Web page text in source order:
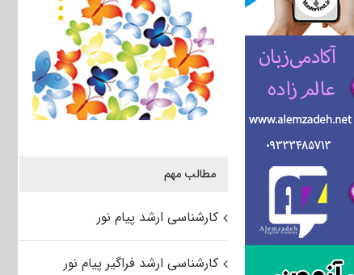
مطالب مهم
کارشناسی ارشد پیام نور
کارشناسی ارشد فراگیر پیام نور